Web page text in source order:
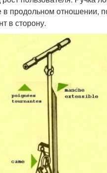
в продольном отношении,
в сторону.